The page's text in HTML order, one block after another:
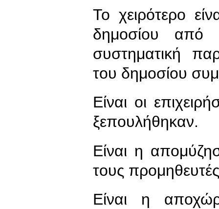
Το χειρότερο
δημοσίου από
συστηματική
του δημοσίου
Είναι οι
ξεπουλήθηκαν.
Είναι η
τους
Είναι η